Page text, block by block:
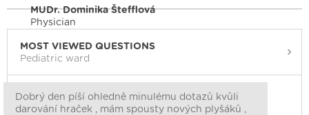
MUDr. Dominika Štefflová
Physician
MOST VIEWED QUESTIONS
Pediatric ward
Dobrý den píší ohledně minulému dotazů kvůli
darování hraček , mám spousty nových plyšáků ,